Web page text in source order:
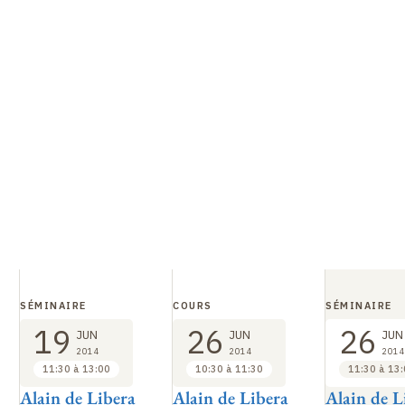
Alain de Libera
SÉMINAIRE
19 JUN
2014
11:30 à 13:00
Alain de Libera
COURS
26 JUN
2014
10:30 à 11:30
Alain de
SÉMINAIRE
26 JUN
2014
11:30 à